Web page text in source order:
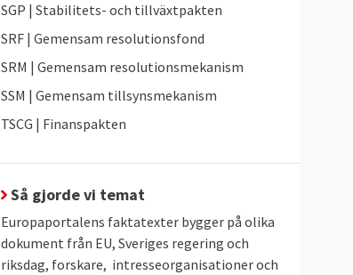
SGP | Stabilitets- och tillväxtpakten
SRF | Gemensam resolutionsfond
SRM | Gemensam resolutionsmekanism
SSM | Gemensam tillsynsmekanism
TSCG | Finanspakten
Så gjorde vi temat
Europaportalens faktatexter bygger på olika
dokument från EU, Sveriges regering och
riksdag, forskare, intresseorganisationer och